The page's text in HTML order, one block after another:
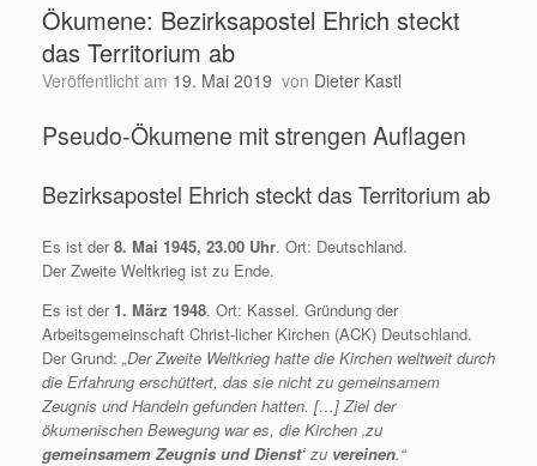
Ökumene: Bezirksapostel Ehrich steckt
das Territorium ab
Veröffentlicht am 19. Mai 2019 von Dieter Kastl
Pseudo-Ökumene mit strengen Auflagen
Bezirksapostel Ehrich steckt das Territorium ab
Es ist der8. Mai 1945, 23.00 Uhr. Ort: Deutschland.
Der Zweite Weltkrieg ist zu Ende.
Es ist der 1. März 1948. Ort: Kassel. Gründung der
Arbeitsgemeinschaft Christ-licher Kirchen (ACK) Deutschland.
Der Grund: „Der Zweite Weltkrieg hatte die Kirchen weltweit durch
die Erfahrung erschüttert, das sie nicht zu gemeinsamem
Zeugnis und Handeln gefunden hatten. […] Ziel der
ökumenischen Bewegung war es, die Kirchen ‚zu
gemeinsamem Zeugnis und Dienst‘ zu vereinen.“